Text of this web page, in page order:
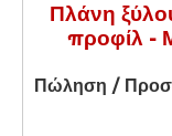
Πλάνη
προφίλ -
Πώληση /